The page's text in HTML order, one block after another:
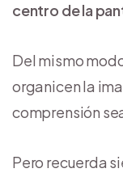
centro de la
Del mismo
organicen la
comprensión
Pero recuerda